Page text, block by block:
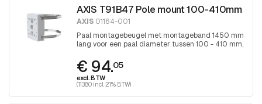
AXIS T91B47 Pole mount 100-410mm
AXIS 01164-001
Paal montagebeugel met montageband 1450 mm
lang voor een paal diameter tussen 100 - 410 mm,
schroevendraaier
€ 94.05
excl. BTW
(113.80 incl. 21% BTW)